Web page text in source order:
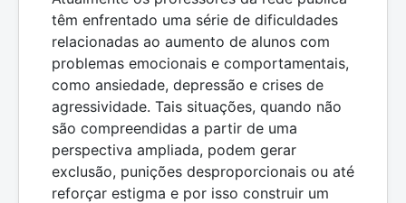
têm enfrentado uma série de dificuldades
relacionadas ao aumento de alunos com
problemas emocionais e comportamentais,
como ansiedade, depressão e crises de
agressividade. Tais situações, quando não
são compreendidas a partir de uma
perspectiva ampliada, podem gerar
exclusão, punições desproporcionais ou até
reforçar estigma e por isso construir um